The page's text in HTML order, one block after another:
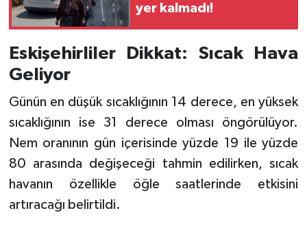
yer kalmadı!
Eskişehirliler Dikkat: Sıcak Hava
Geliyor
Günün en düşük sıcaklığının 14 derece, en yüksek
sıcaklığının ise 31 derece olması öngörülüyor.
Nem oranının gün içerisinde yüzde 19 ile yüzde
80 arasında değişeceği tahmin edilirken, sıcak
havanın özellikle öğle saatlerinde etkisini
artıracağı belirtildi.